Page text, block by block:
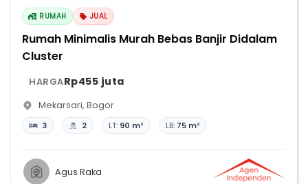
RUMAH JUAL
Rumah Minimalis Murah Bebas Banjir Didalam
Cluster
HARGARp455 juta
Mekarsari, Bogor
3 2 LT: 90 m² LB: 75 m²
Agus Raka